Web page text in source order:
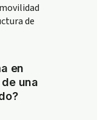
en
una